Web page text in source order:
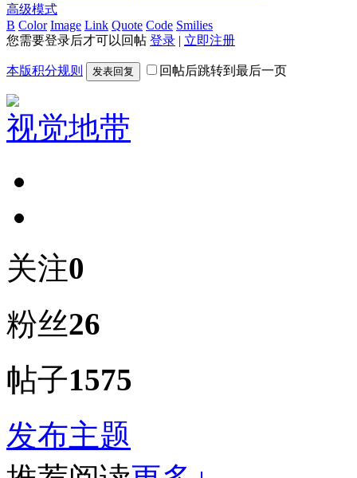
高级模式
B Color Image Link Quote Code Smilies
您需要登录后才可以回帖 登录 | 立即注册
本版积分规则 发表回复 回帖后跳转到最后一页
视觉地带
关注0
粉丝26
帖子1575
发布主题